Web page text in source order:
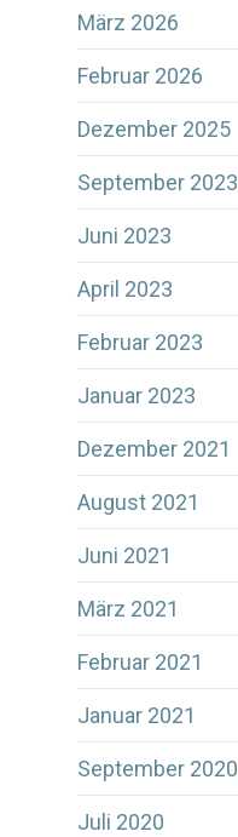
März 2026
Februar 2026
Dezember 2025
September 2023
Juni 2023
April 2023
Februar 2023
Januar 2023
Dezember 2021
August 2021
Juni 2021
März 2021
Februar 2021
Januar 2021
September 2020
Juli 2020